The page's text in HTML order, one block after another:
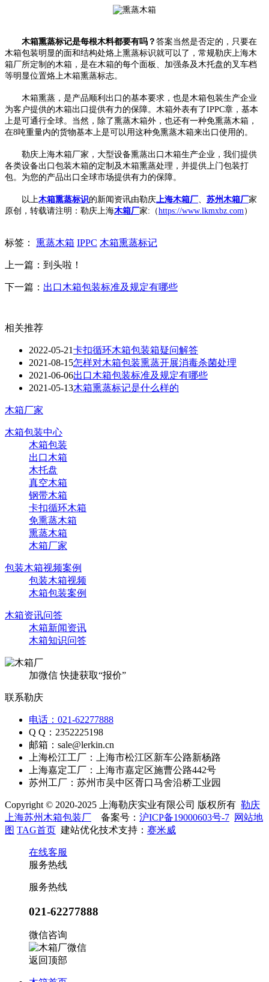
木箱熏蒸标记是每根木料都要有吗？ 答案当然是否定的，只要在
木箱包装明显的面和结构处烙上熏蒸标识就可以了，常规勒庆上海木
箱厂所定制的木箱，是在木箱的每个面板、加强条及木托盘的叉车档
等明显位置烙上木箱熏蒸标志。
木箱熏蒸，是产品顺利出口的基本要求，也是木箱包装生产企业
为客户提供的木箱出口提供有力的保障。木箱外表有了IPPC章，基本
上是可通行全球。当然，除了熏蒸木箱外，也还有一种免熏蒸木箱，
在8吨重量内的货物基本上是可以用这种免熏蒸木箱来出口使用的。
勒庆上海木箱厂家，大型设备熏蒸出口木箱生产企业，我们提供
各类设备出口包装木箱的定制及木箱熏蒸处理，并提供上门包装打
包。为您的产品出口全球市场提供有力的保障。
以上木箱熏蒸标识的新闻资讯由勒庆 上海木箱厂 苏州木箱厂家
原创，转载请注明：勒庆上海木箱厂家:（https://www.lkmxbz.com ）
标签： 熏蒸木箱 IPPC 木箱熏蒸标记
上一篇：到头啦！
下一篇： 出口木箱包装标准及规定有哪些
相关推荐
2022-05-21卡扣循环木箱包装箱疑问解答
2021-08-15怎样对木箱包装熏蒸开展消毒杀菌处理
2021-06-06出口木箱包装标准及规定有哪些
2021-05-13木箱熏蒸标记是什么样的
木箱厂家
木箱包装中心
木箱包装
出口木箱
木托盘
真空木箱
钢带木箱
卡扣循环木箱
免熏蒸木箱
熏蒸木箱
木箱厂家
包装木箱视频案例
包装木箱视频
木箱包装案例
木箱资讯问答
木箱新闻资讯
木箱知识问答
加微信 快捷获取“报价”
联系勒庆
电话：021-62277888
Q Q：2352225198
邮箱：sale@lerkin.cn
上海松江工厂：上海市松江区新车公路新杨路
上海嘉定工厂：上海市嘉定区施曹公路442号
苏州工厂：苏州市吴中区胥口马舍沿桥工业园
Copyright © 2020-2025 上海勒庆实业有限公司 版权所有 勒庆
上海苏州木箱包装厂 备案号： 沪ICP备19000603号-7 网站地
图 TAG首页 建站优化技术支持： 赛米威
在线客服
服务热线
服务热线
021-62277888
微信咨询
返回顶部